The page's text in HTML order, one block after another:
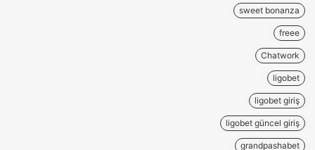
sweet bonanza
freee
Chatwork
ligobet
ligobet giriş
ligobet güncel giriş
grandpashabet